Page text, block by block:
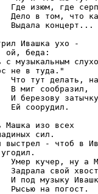
Где изюм, где
Дело в том, что
Выдала концерт...
Ивашка ухо -
ой, беда:
с музыкальным
не в туда."
Что тут делать,
В миг сообразил,
И березову затычку
Ей соорудил.
Машка изо всех
сил.
выстрел - чтоб в
Умер кучер, ну а
Задрала свой
И под музыку
Рысью на погост.